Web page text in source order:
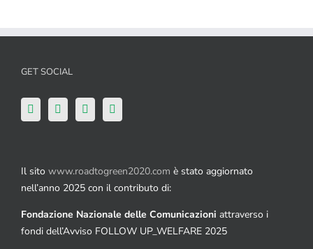
GET SOCIAL
Il sito www.roadtogreen2020.com è stato aggiornato
nell’anno 2025 con il contributo di:
Fondazione Nazionale delle Comunicazioni attraverso i
fondi dell’Avviso FOLLOW UP_WELFARE 2025